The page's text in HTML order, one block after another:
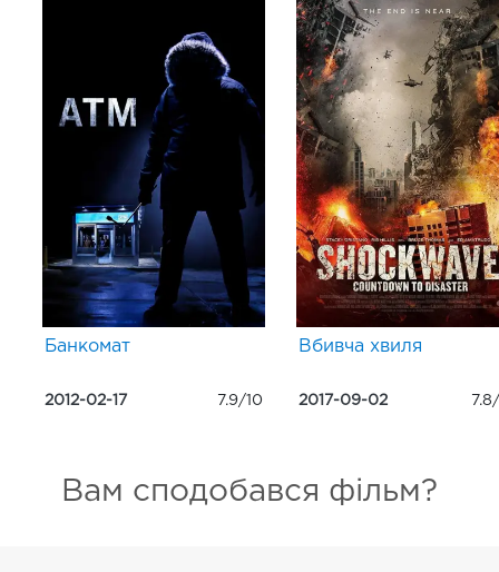
Банкомат
2012-02-17 7.9/10
Вбивча хвиля
2017-09-02
Вам сподобався фільм?